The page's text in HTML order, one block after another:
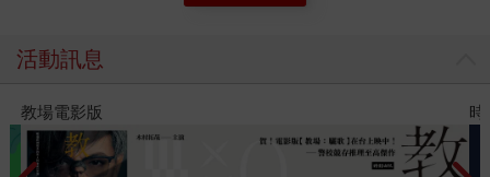
活動訊息
教場電影版 時